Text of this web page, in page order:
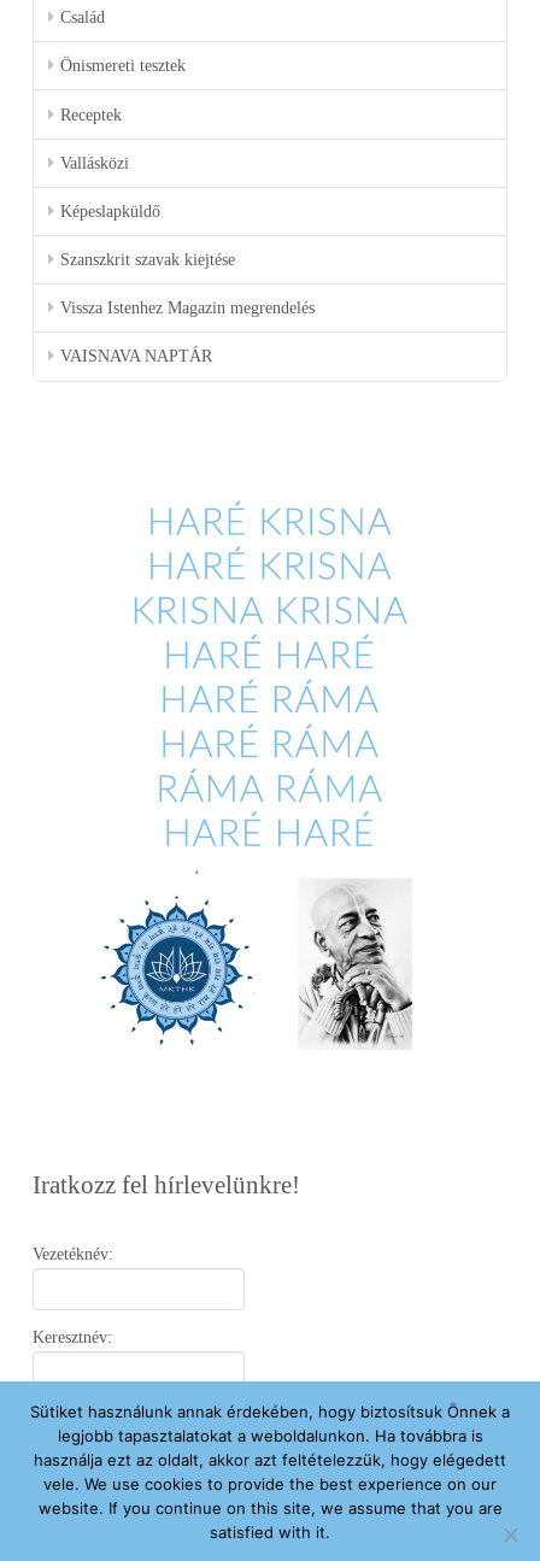
Család
Önismereti tesztek
Receptek
Vallásközi
Képeslapküldő
Szanszkrit szavak kiejtése
Vissza Istenhez Magazin megrendelés
VAISNAVA NAPTÁR
Iratkozz fel hírlevelünkre!
Vezetéknév:
Keresztnév:
Email:
Elfogadom az Adatvédelmi Nyilatkozatot.
Sütiket használunk annak érdekében, hogy biztosítsuk Önnek a
legjobb tapasztalatokat a weboldalunkon. Ha továbbra is
használja ezt az oldalt, akkor azt feltételezzük, hogy elégedett
vele. We use cookies to provide the best experience on our
website. If you continue on this site, we assume that you are
satisfied with it.